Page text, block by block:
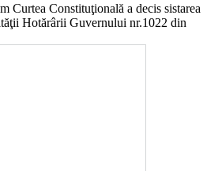
Curtea Constituţională a decis sistarea
Hotărâ­rii Guvernului nr.1022 din